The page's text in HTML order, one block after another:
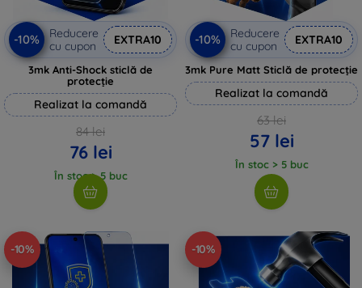
-10%
Reducere
cu cupon
EXTRA10
3mk Anti-Shock sticlă de
protecție
Realizat la comandă
84 lei
76 lei
În stoc > 5 buc
-10%
Reducere
cu cupon
EXTRA10
3mk Pure Matt Sticlă de protecție
Realizat la comandă
63 lei
57 lei
În stoc > 5 buc
-10% -10%